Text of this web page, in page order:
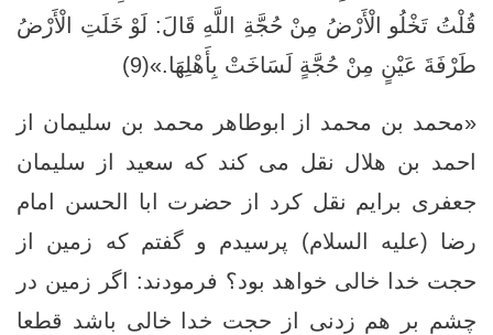
قُلْتُ تَخْلُو الْأَرْضُ مِنْ حُجَّةِ اللَّهِ‏ قَالَ: لَوْ خَلَتِ الْأَرْضُ
طَرْفَةَ عَيْنٍ مِنْ حُجَّةٍ لَسَاخَتْ بِأَهْلِهَا.»(9)
«محمد بن محمد از ابوطاهر محمد بن سلیمان از
احمد بن هلال نقل می کند که سعید از سلیمان
جعفری برایم نقل کرد از حضرت ابا الحسن امام
رضا (علیه السلام) پرسیدم و گفتم که زمین از
حجت خدا خالی خواهد بود؟ فرمودند: اگر زمین در
چشم بر هم زدنی از حجت خدا خالی باشد قطعا